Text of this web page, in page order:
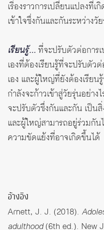
เรื่องราวการเปลี่ยนแปลงที่
เข้าใจซึ่งกันและกันระหว่าง
เรียนรู้… ที่จะปรับตัวต่อการ
เองที่ต้องเรียนรู้ที่จะปรับตัว
เอง และผู้ใหญ่ที่ยังต้องเรียน
กำลังจะก้าวเข้าสู่วัยรุ่นอย่าง
จะปรับตัวซึ่งกันและกัน เป็น
และผู้ใหญ่สามารถอยู่ร่วมกั
ความขัดแย้งที่อาจเกิดขึ้นได้
อ้างอิง
Arnett, J. J. (2018).
adulthood(6th ed.). New